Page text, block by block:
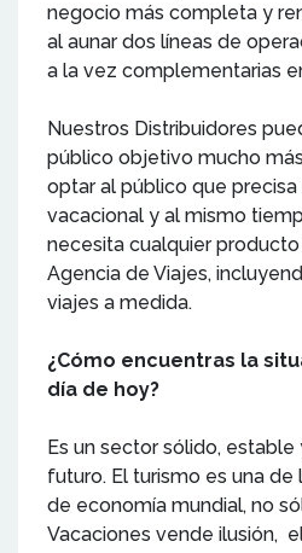
negocio más completa y
al aunar dos líneas de
a la vez complementarias
Nuestros Distribuidores
público objetivo mucho
optar al público que precisa
vacacional y al mismo
necesita cualquier
Agencia de Viajes,
viajes a medida.
¿Cómo encuentras la
día de hoy?
Es un sector sólido,
futuro. El turismo es una de
de economía mundial, no
Vacaciones vende ilusión,